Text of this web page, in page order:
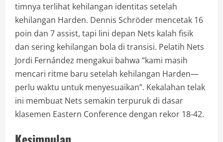
timnya terlihat kehilangan identitas setelah
kehilangan Harden. Dennis Schröder mencetak 16
poin dan 7 assist, tapi lini depan Nets kalah fisik
dan sering kehilangan bola di transisi. Pelatih Nets
Jordi Fernández mengakui bahwa “kami masih
mencari ritme baru setelah kehilangan Harden—
perlu waktu untuk menyesuaikan”. Kekalahan telak
ini membuat Nets semakin terpuruk di dasar
klasemen Eastern Conference dengan rekor 18-42.